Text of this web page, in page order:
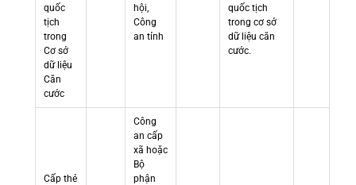
quốc
tịch
trong
Cơ sở
dữ liệu
Căn
cước
hội,
Công
an tỉnh
quốc tịch
trong cơ sở
dữ liệu căn
cước.
Cấp thẻ
Công
an cấp
xã hoặc
Bộ
phận